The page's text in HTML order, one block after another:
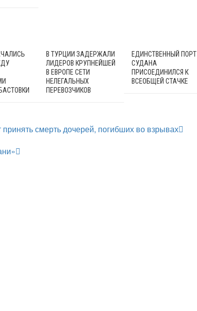
В ТУРЦИИ ЗАДЕРЖАЛИ
ЛИДЕРОВ КРУПНЕЙШЕЙ
В ЕВРОПЕ СЕТИ
НЕЛЕГАЛЬНЫХ
ПЕРЕВОЗЧИКОВ
ЕДИНСТВЕННЫЙ ПОРТ
СУДАНА
ПРИСОЕДИНИЛСЯ К
ВСЕОБЩЕЙ СТАЧКЕ
смерть дочерей, погибших во взрывах